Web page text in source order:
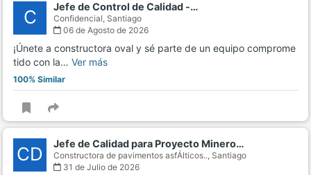
C Jefe de Control de Calidad -…
Confidencial, Santiago
06 de Agosto de 2026
¡Únete a constructora oval y sé parte de un equipo comprome
tido con la… Ver más
100% Similar
CD Jefe de Calidad para Proyecto Minero…
Constructora de pavimentos asfÁlticos.., Santiago
31 de Julio de 2026